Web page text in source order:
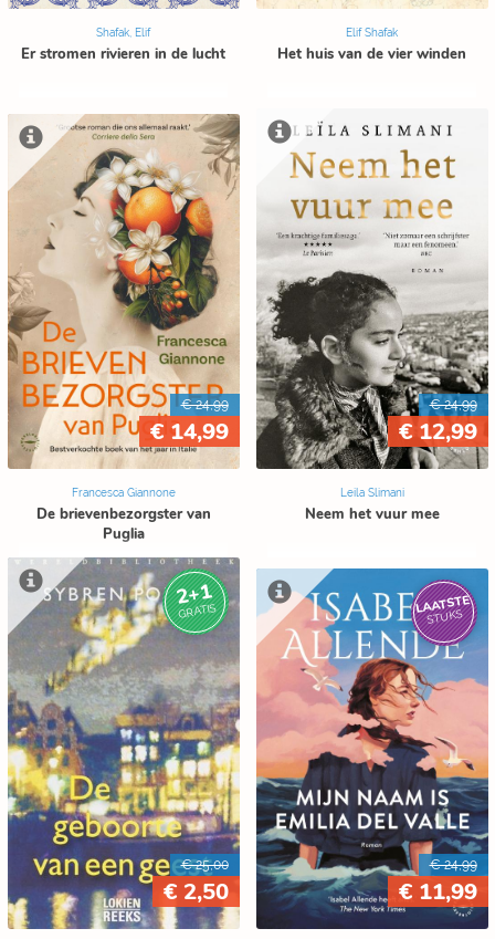
Shafak, Elif
Er stromen rivieren in de lucht
Elif Shafak
Het huis van de vier winden
€ 24,99
€ 14,99
Francesca Giannone
De brievenbezorgster van
Puglia
€ 24,99
€ 12,99
Leila Slimani
Neem het vuur mee
2+1
GRATIS
€ 25,00
€ 2,50
LAATSTE
STUKS
€ 24,99
€ 11,99